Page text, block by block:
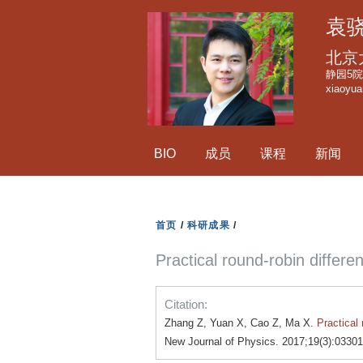
袁
北京
静园5
BIO 成员 课程 新闻
首页 / 科研成果 /
Practical round-robin
Citation:
Zhang Z, Yuan X, Cao Z, Ma X. Practical
New Journal of Physics.